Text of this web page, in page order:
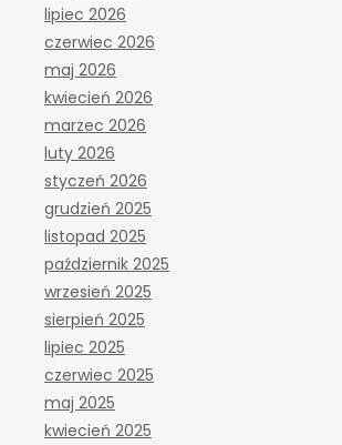
lipiec 2026
czerwiec 2026
maj 2026
kwiecień 2026
marzec 2026
luty 2026
styczeń 2026
grudzień 2025
listopad 2025
październik 2025
wrzesień 2025
sierpień 2025
lipiec 2025
czerwiec 2025
maj 2025
kwiecień 2025